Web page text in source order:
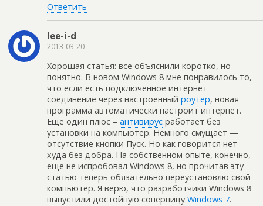
Ответить
lee-i-d
2013-03-20
Хорошая статья: все объяснили коротко, но
понятно. В новом Windows 8 мне понравилось то,
что если есть подключенное интернет
соединение через настроенный роутер, новая
программа автоматически настроит интернет.
Еще один плюс – антивирус работает без
установки на компьютер. Немного смущает —
отсутствие кнопки Пуск. Но как говорится нет
худа без добра. На собственном опыте, конечно,
еще не испробовал Windows 8, но прочитав эту
статью теперь обязательно переустановлю свой
компьютер. Я верю, что разработчики Windows 8
выпустили достойную соперницу Windows 7.